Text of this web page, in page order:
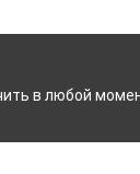
в любой